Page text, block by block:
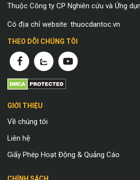
Thuộc Công ty CP Nghiên cứu và Ứng
Có địa chỉ website: thuocdantoc.vn
THEO DÕI CHÚNG TÔI
GIỚI THIỆU
Về chúng tôi
Liên hệ
Giấy Phép Hoạt Động & Quảng Cáo